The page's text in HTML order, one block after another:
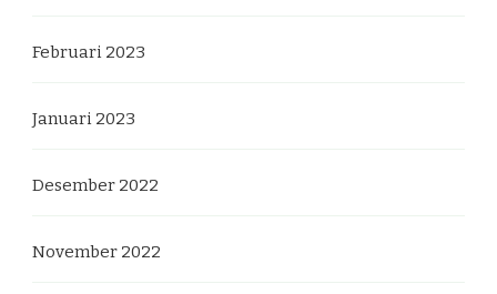
Februari 2023
Januari 2023
Desember 2022
November 2022